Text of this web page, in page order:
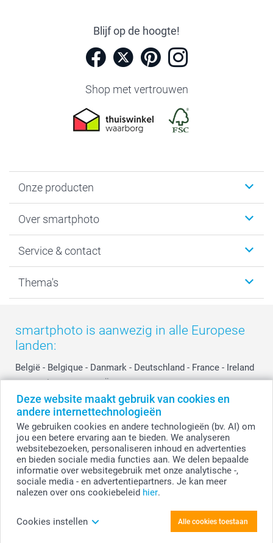
Deze website maakt gebruik van cookies en
andere internettechnologieën
We gebruiken cookies en andere technologieën (bv. AI) om
jou een betere ervaring aan te bieden. We analyseren
websitebezoeken, personaliseren inhoud en advertenties
en bieden sociale media functies aan. We delen bepaalde
informatie over websitegebruik met onze analytische -,
sociale media - en advertentiepartners. Je kan meer
nalezen over ons cookiebeleid hier.
Cookies instellen Alle cookies toestaan
Blijf op de hoogte!
Shop met vertrouwen
Onze producten
Fotoboeken
Fotocadeaus
Kaarten
Over smartphoto
Vacatures
Bestelproces
Privacy
Cookiebeleid
Reviews
Prijslijst
Investor Relations
Service & contact
Tevredenheidsgarantie
smartbonus
smartfriends
service@smartphoto.nl
Affiliate partnerprogramma
Partnerships
Influencer partnerprogramma
Thema's
Moederdag
Vaderdag
Huwelijk
smartphoto is aanwezig in alle Europese
landen:
België - Belgique - Danmark - Deutschland - France - Ireland
- Nederland - Norge - Österreich - Schweiz - Suisse -
Switzerland - Suomi - Sverige - United Kingdom -
Other Countries
Alle prijzen zijn in EURO (€) inclusief BTW en exclusief verzendkosten.